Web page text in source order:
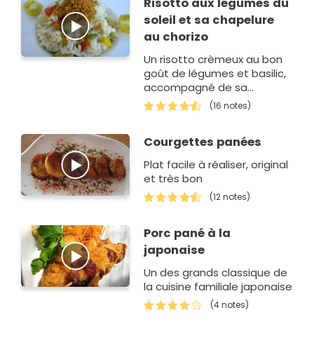
de viandes.
Risotto aux légumes du
soleil et sa chapelure
au chorizo
Un risotto crèmeux au bon
goût de légumes et basilic,
accompagné de sa
chapelure qui apporte peps
et croustillant.
(16 notes)
Courgettes panées
Plat facile à réaliser, original
et très bon
(12 notes)
Porc pané à la
japonaise
Un des grands classique de
la cuisine familiale japonaise
(4 notes)